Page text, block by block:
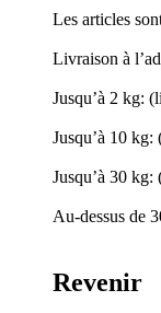
Les articles
Livraison à
Jusqu’à 2 kg:
Jusqu’à 10
Jusqu’à 30
Au-dessus de
Revenir